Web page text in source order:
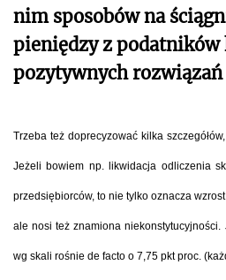
nim sposobów na
pieniędzy z
pozytywnych
Trzeba też doprecyzować kilka
Jeżeli bowiem np. likwidacja odliczenia
przedsiębiorców, to nie tylko oznacza
ale nosi też znamiona niekonstytucyjności.
wg skali rośnie de facto o 7,75 pkt proc.